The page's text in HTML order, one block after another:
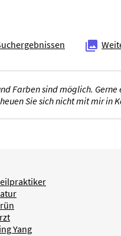

Farben sind möglich.
Sie sich nicht mit mir in
Yang